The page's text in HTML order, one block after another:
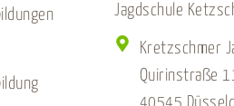
Jagdschule
Kretzschmer
Quirinstraße